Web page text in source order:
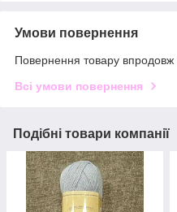
Умови повернення
Повернення товару впродовж
Всі умови повернення
Подібні товари компанії